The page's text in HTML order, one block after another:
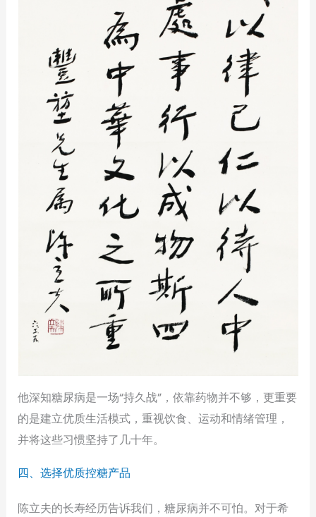
他深知糖尿病是一场“持久战”，依靠药物并不够，更重要
的是建立优质生活模式，重视饮食、运动和情绪管理，
并将这些习惯坚持了几十年。
四、选择优质控糖产品
陈立夫的长寿经历告诉我们，糖尿病并不可怕。对于希